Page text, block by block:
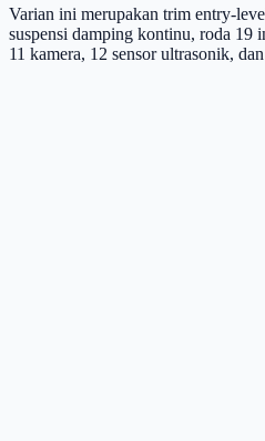
Varian ini merupakan trim entry-
suspensi damping kontinu, roda 19
11 kamera, 12 sensor ultrasonik,